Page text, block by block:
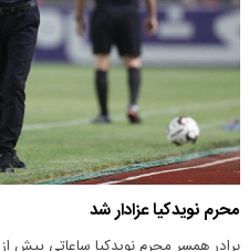
محرم نویدکیا عزادار شد